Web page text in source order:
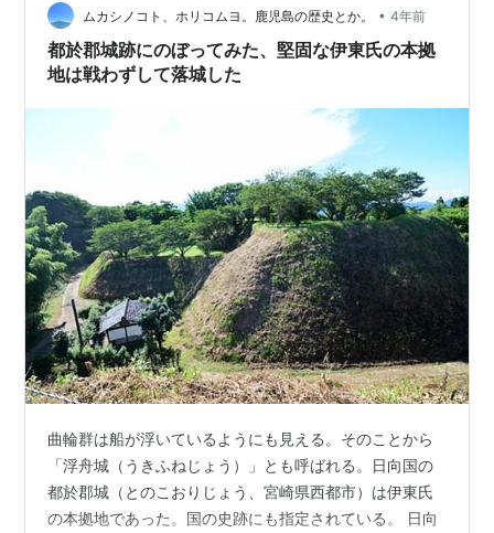
は、建久元年（1190年）に工藤祐経（くどうすけつね）
が日向国内に所領（地頭職）を与えら…
ムカシノコト、ホリコムヨ。鹿児島の歴史とか。 • 4年前
都於郡城跡にのぼってみた、堅固な伊東氏の本拠
地は戦わずして落城した
曲輪群は船が浮いているようにも見える。そのことから
「浮舟城（うきふねじょう）」とも呼ばれる。日向国の
都於郡城（とのこおりじょう、宮崎県西都市）は伊東氏
の本拠地であった。国の史跡にも指定されている。 日向